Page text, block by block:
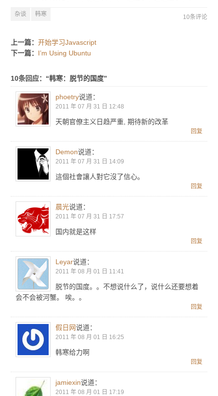
杂谈 韩寒 10条评论
上一篇：开始学习Javascript
下一篇： I’m Using Ubuntu
10条回应：“韩寒：脱节的国度”
phoetry说道：
2011 年 07 月 31 日 12:48
天朝官僚主义日趋严重, 期待新的改革
回复
Demon说道：
2011 年 07 月 31 日 14:09
這個社會讓人對它沒了信心。
回复
晨光说道：
2011 年 07 月 31 日 17:57
国内就是这样
回复
Leyar说道：
2011 年 08 月 01 日 11:41
脱节的国度。。不想说什么了，说什么还要想着
会不会被河蟹。 唉。。
回复
假日网说道：
2011 年 08 月 01 日 16:25
韩寒给力啊
回复
jamiexin说道：
2011 年 08 月 01 日 17:19